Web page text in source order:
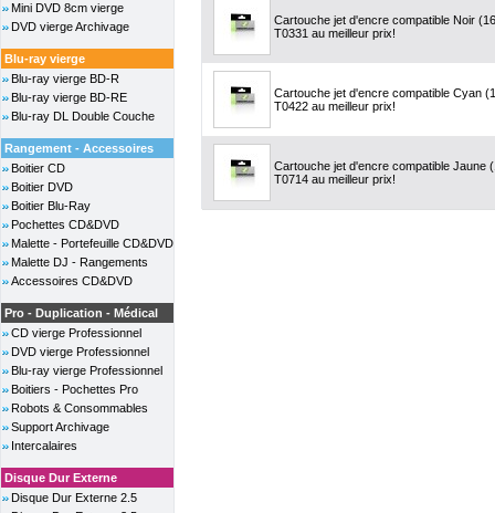
Mini DVD 8cm vierge
DVD vierge Archivage
Blu-ray vierge
Blu-ray vierge BD-R
Blu-ray vierge BD-RE
Blu-ray DL Double Couche
Rangement - Accessoires
Boitier CD
Boitier DVD
Boitier Blu-Ray
Pochettes CD&DVD
Malette - Portefeuille CD&DVD
Malette DJ - Rangements
Accessoires CD&DVD
Pro - Duplication - Médical
CD vierge Professionnel
DVD vierge Professionnel
Blu-ray vierge Professionnel
Boitiers - Pochettes Pro
Robots & Consommables
Support Archivage
Intercalaires
Disque Dur Externe
Disque Dur Externe 2.5
Cartouche jet d'encre compatible Noir
T0331 au meilleur prix!
Cartouche jet d'encre compatible Cyan
T0422 au meilleur prix!
Cartouche jet d'encre compatible Jaune
T0714 au meilleur prix!